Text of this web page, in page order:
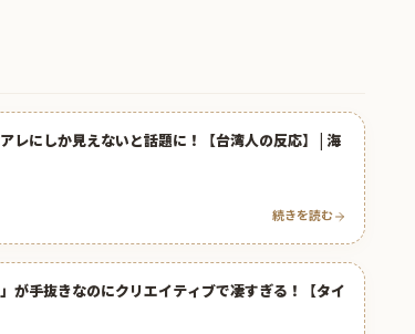
レにしか見えないと話題に！【台湾人の反応】 | 海
続きを読む
が手抜きなのにクリエイティブで凄すぎる！【タイ